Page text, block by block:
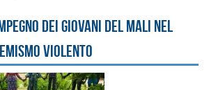
dei giovani del Mali nel
violento